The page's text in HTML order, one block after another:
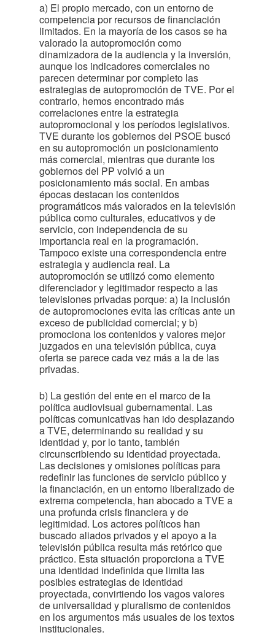
a) El propio mercado, con un entorno de
competencia por recursos de financiación
limitados. En la mayoría de los casos se ha
valorado la autopromoción como
dinamizadora de la audiencia y la inversión,
aunque los indicadores comerciales no
parecen determinar por completo las
estrategias de autopromoción de TVE. Por el
contrario, hemos encontrado más
correlaciones entre la estrategia
autopromocional y los períodos legislativos.
TVE durante los gobiernos del PSOE buscó
en su autopromoción un posicionamiento
más comercial, mientras que durante los
gobiernos del PP volvió a un
posicionamiento más social. En ambas
épocas destacan los contenidos
programáticos más valorados en la televisión
pública como culturales, educativos y de
servicio, con independencia de su
importancia real en la programación.
Tampoco existe una correspondencia entre
estrategia y audiencia real. La
autopromoción se utilizó como elemento
diferenciador y legitimador respecto a las
televisiones privadas porque: a) la inclusión
de autopromociones evita las críticas ante un
exceso de publicidad comercial; y b)
promociona los contenidos y valores mejor
juzgados en una televisión pública, cuya
oferta se parece cada vez más a la de las
privadas.
b) La gestión del ente en el marco de la
política audiovisual gubernamental. Las
políticas comunicativas han ido desplazando
a TVE, determinando su realidad y su
identidad y, por lo tanto, también
circunscribiendo su identidad proyectada.
Las decisiones y omisiones políticas para
redefinir las funciones de servicio público y
la financiación, en un entorno liberalizado de
extrema competencia, han abocado a TVE a
una profunda crisis financiera y de
legitimidad. Los actores políticos han
buscado aliados privados y el apoyo a la
televisión pública resulta más retórico que
práctico. Esta situación proporciona a TVE
una identidad indefinida que limita las
posibles estrategias de identidad
proyectada, convirtiendo los vagos valores
de universalidad y pluralismo de contenidos
en los argumentos más usuales de los textos
institucionales.